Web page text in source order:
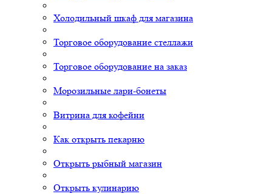
Холодильный шкаф для магазина
Торговое оборудование стеллажи
Торговое оборудование на заказ
Морозильные лари-бонеты
Витрина для кофейни
Как открыть пекарню
Открыть рыбный магазин
Открыть кулинарию